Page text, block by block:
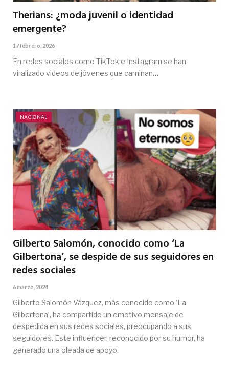
Therians: ¿moda juvenil o identidad
emergente?
17 febrero, 2026
En redes sociales como TikTok e Instagram se han
viralizado videos de jóvenes que caminan…
NACIONAL
Gilberto Salomón, conocido como ‘La
Gilbertona’, se despide de sus seguidores en
redes sociales
6 marzo, 2024
Gilberto Salomón Vázquez, más conocido como ‘La
Gilbertona’, ha compartido un emotivo mensaje de
despedida en sus redes sociales, preocupando a sus
seguidores. Este influencer, reconocido por su humor, ha
generado una oleada de apoyo.